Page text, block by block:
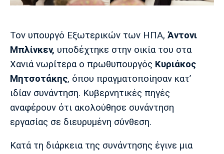
Cine Spot
Running
Παρασκήνιο
Ιωνικός Κηφισιά Πανσερραϊκός
Μπαρτσελόνα
Ρεάλ
Μαδρίτης
Ατλέτικο
Μαδρίτης
Τον υπουργό Εξωτερικών των ΗΠΑ, Άντονι
Μπλίνκεν, υποδέχτηκε στην οικία του στα
Χανιά νωρίτερα ο πρωθυπουργός Κυριάκος
Μητσοτάκης, όπου πραγματοποίησαν κατ’
ιδίαν συνάντηση. Κυβερνητικές πηγές
αναφέρουν ότι ακολούθησε συνάντηση
εργασίας σε διευρυμένη σύνθεση.
Κατά τη διάρκεια της συνάντησης έγινε μια